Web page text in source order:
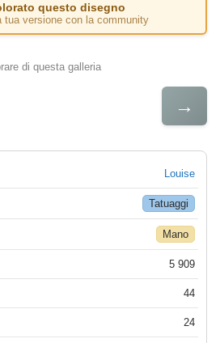
questo disegno
tua versione con la community
di questa galleria
→
Louise
Tatuaggi
Mano
5 909
44
24